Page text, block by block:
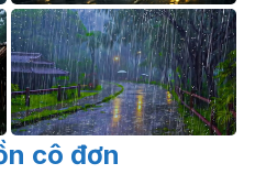
cô đơn